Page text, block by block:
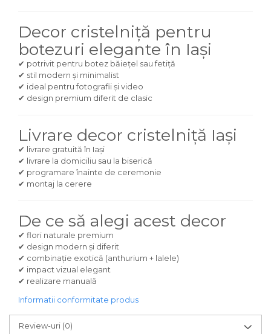
Decor cristelniță pentru
botezuri elegante în Iași
✔ potrivit pentru botez băiețel sau fetiță
✔ stil modern și minimalist
✔ ideal pentru fotografii și video
✔ design premium diferit de clasic
Livrare decor cristelniță Iași
✔ livrare gratuită în Iași
✔ livrare la domiciliu sau la biserică
✔ programare înainte de ceremonie
✔ montaj la cerere
De ce să alegi acest decor
✔ flori naturale premium
✔ design modern și diferit
✔ combinație exotică (anthurium + lalele)
✔ impact vizual elegant
✔ realizare manuală
Informatii conformitate produs
Review-uri (0)